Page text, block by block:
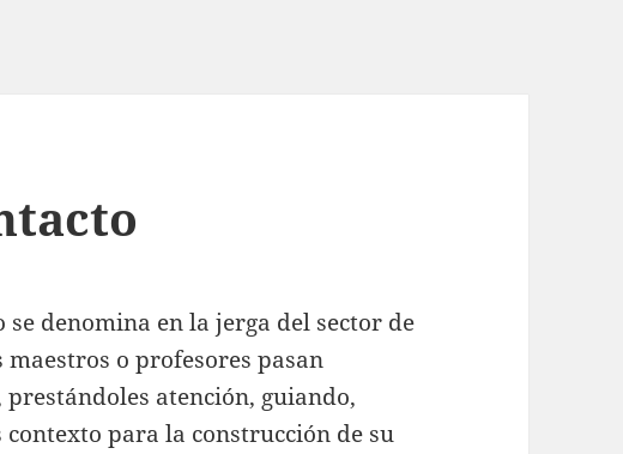
se denomina en la jerga del sector de
o profesores pasan
atención, guiando,
para la construcción de su